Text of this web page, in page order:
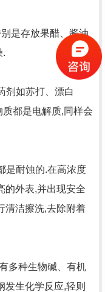
是存放果醋、酱油
.
剂如苏打、漂白
都是电解质,同样会
是耐蚀的.在高浓度
的外表,并出现安全
清洁擦洗,去除附着
多种生物碱、有机
发生化学反应,轻则